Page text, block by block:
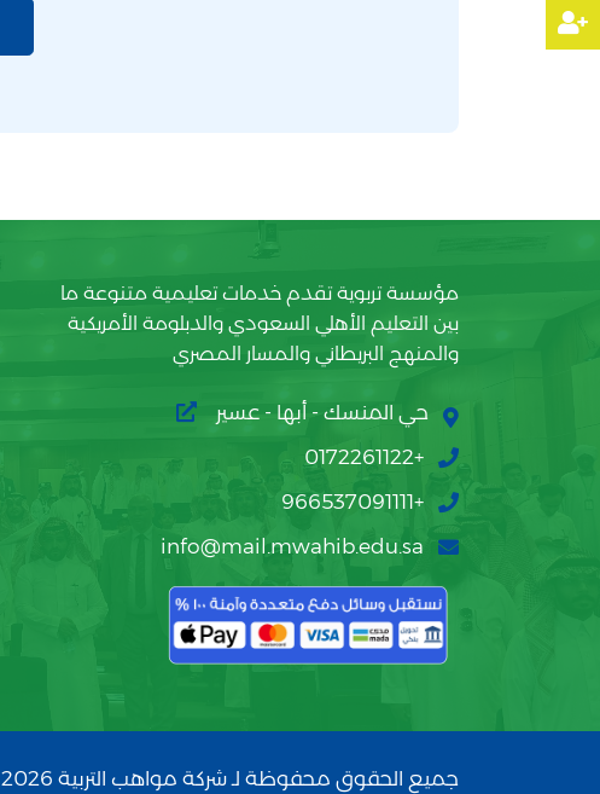
مؤسسة تربوية تقدم خدمات تعليمية متنوعة ما
بين التعليم الأهلي السعودي والدبلومة الأمريكية
والمنهج البريطاني والمسار المصري
حي المنسك - أبها - عسير
+0172261122
+966537091111
info@mail.mwahib.edu.sa
جميع الحقوق محفوظة لـ شركة مواهب التربية 2026